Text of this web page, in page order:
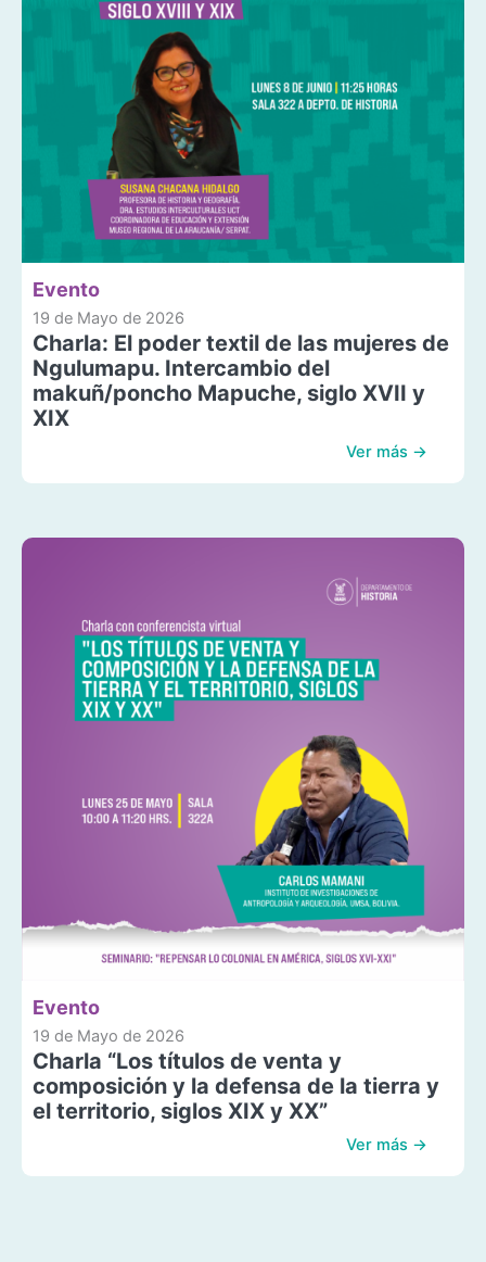
Evento
19 de Mayo de 2026
Charla: El poder textil de las mujeres de
Ngulumapu. Intercambio del
makuñ/poncho Mapuche, siglo XVII y
XIX
Ver más →
Evento
19 de Mayo de 2026
Charla “Los títulos de venta y
composición y la defensa de la tierra y
el territorio, siglos XIX y XX”
Ver más →